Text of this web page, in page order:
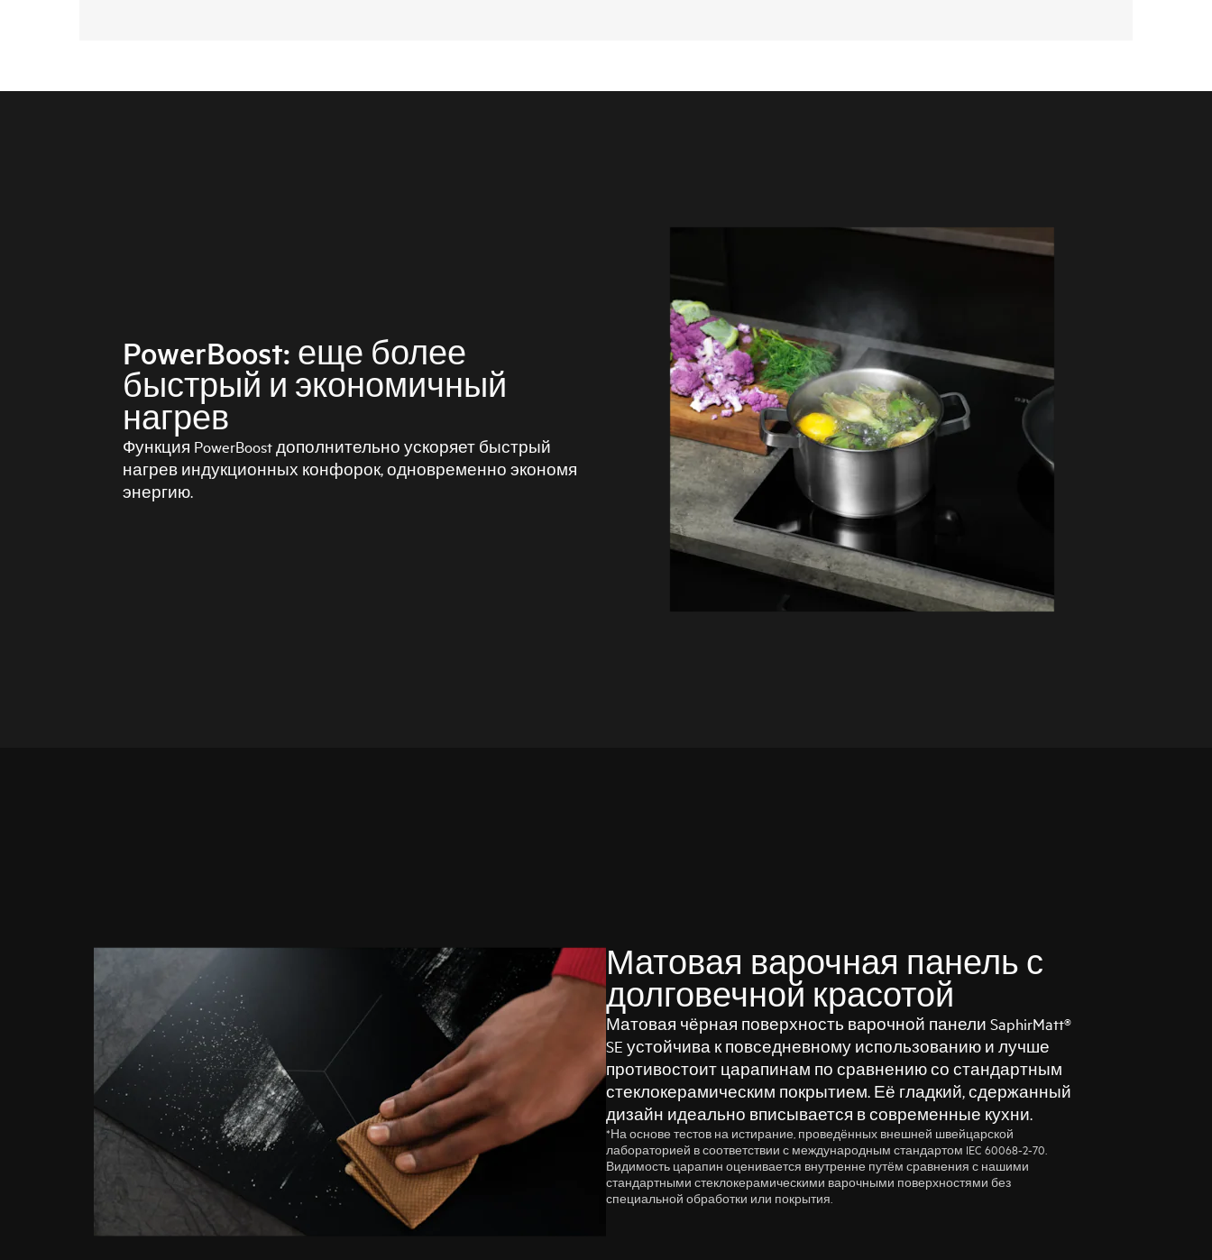
PowerBoost: еще более
быстрый и экономичный
нагрев
Функция PowerBoost дополнительно ускоряет быстрый
нагрев индукционных конфорок, одновременно экономя
энергию.
Матовая варочная панель с
долговечной красотой
Матовая чёрная поверхность варочной панели SaphirMatt®
SE устойчива к повседневному использованию и лучше
противостоит царапинам по сравнению со стандартным
стеклокерамическим покрытием. Её гладкий, сдержанный
дизайн идеально вписывается в современные кухни.
*На основе тестов на истирание, проведённых внешней швейцарской
лабораторией в соответствии с международным стандартом IEC 60068‑2‑70.
Видимость царапин оценивается внутренне путём сравнения с нашими
стандартными стеклокерамическими варочными поверхностями без
специальной обработки или покрытия.